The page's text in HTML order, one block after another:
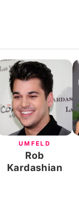
UMFELD
Rob
Kardashian